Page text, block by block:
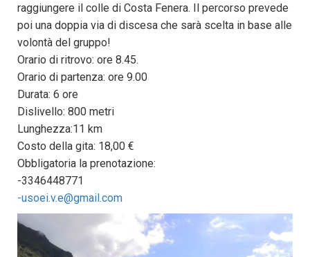
raggiungere il colle di Costa Fenera. Il percorso prevede
poi una doppia via di discesa che sarà scelta in base alle
volontà del gruppo!
Orario di ritrovo: ore 8.45.
Orario di partenza: ore 9.00
Durata: 6 ore
Dislivello: 800 metri
Lunghezza:11 km
Costo della gita: 18,00 €
Obbligatoria la prenotazione:
-3346448771
-usoei.v.e@gmail.com